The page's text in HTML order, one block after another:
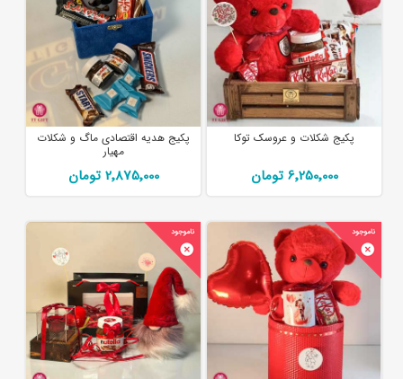
پکیج شکلات و عروسک توکا
6٬250٬000 تومان
پکیج هدیه اقتصادی ماگ و شکلات
مهیار
2٬875٬000 تومان